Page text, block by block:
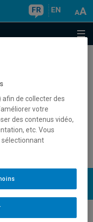
FR EN
sur les
droits de scolarité et
le site des
afin de collecter des
votre
des contenus vidéo,
etc. Vous
sélectionnant